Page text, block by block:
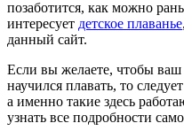
позаботится, как можно
интересует детское плаванье
данный сайт.
Если вы желаете, чтобы ваш
научился плавать, то
а именно такие здесь
узнать все подробности